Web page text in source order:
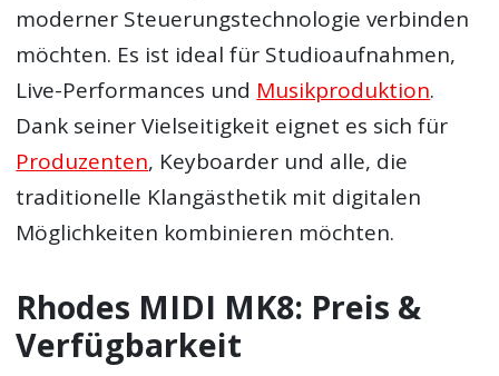
moderner Steuerungstechnologie verbinden
möchten. Es ist ideal für Studioaufnahmen,
Live-Performances und Musikproduktion.
Dank seiner Vielseitigkeit eignet es sich für
Produzenten, Keyboarder und alle, die
traditionelle Klangästhetik mit digitalen
Möglichkeiten kombinieren möchten.
Rhodes MIDI MK8: Preis &
Verfügbarkeit